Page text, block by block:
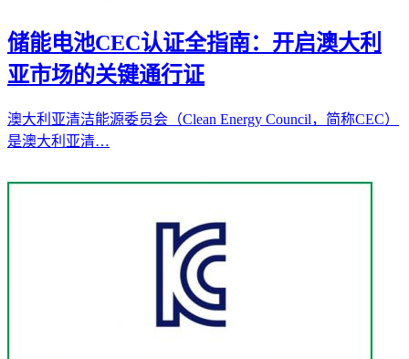
储能电池CEC认证全指南：开启澳大利
亚市场的关键通行证
澳大利亚清洁能源委员会（Clean Energy Council，简称CEC）
是澳大利亚清…